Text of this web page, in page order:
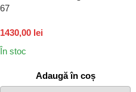
67
1430,00 lei
În stoc
Adaugă în coș